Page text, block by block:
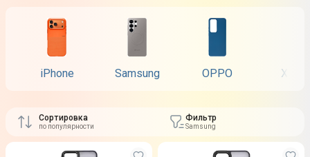
iPhone Samsung OPPO
Сортировка
по популярности
Фильтр
Samsung